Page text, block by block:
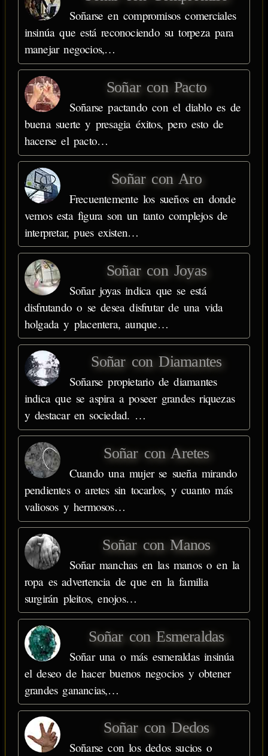
Soñarse en compromisos comerciales
insinúa que está reconociendo su torpeza para
manejar negocios,…
Soñar con Pacto
Soñarse pactando con el diablo es de
buena suerte y presagia éxitos, pero esto de
hacerse el pacto…
Soñar con Aro
Frecuentemente los sueños en donde
vemos esta figura son un tanto complejos de
interpretar, pues existen…
Soñar con Joyas
Soñar joyas indica que se está
disfrutando o se desea disfrutar de una vida
holgada y placentera, aunque…
Soñar con Diamantes
Soñarse propietario de diamantes
indica que se aspira a poseer grandes riquezas
y destacar en sociedad. …
Soñar con Aretes
Cuando una mujer se sueña mirando
pendientes o aretes sin tocarlos, y cuanto más
valiosos y hermosos…
Soñar con Manos
Soñar manchas en las manos o en la
ropa es advertencia de que en la familia
surgirán pleitos, enojos…
Soñar con Esmeraldas
Soñar una o más esmeraldas insinúa
el deseo de hacer buenos negocios y obtener
grandes ganancias,…
Soñar con Dedos
Soñarse con los dedos sucios o